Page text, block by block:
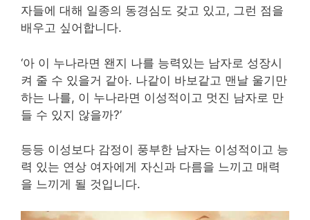
자들에 대해 일종의 동경심도 갖고 있고, 그런 점을
배우고 싶어합니다.
‘아 이 누나라면 왠지 나를 능력있는 남자로 성장시
켜 줄 수 있을거 같아. 나같이 바보같고 맨날 울기만
하는 나를, 이 누나라면 이성적이고 멋진 남자로 만
들 수 있지 않을까?’
등등 이성보다 감정이 풍부한 남자는 이성적이고 능
력 있는 연상 여자에게 자신과 다름을 느끼고 매력
을 느끼게 될 것입니다.